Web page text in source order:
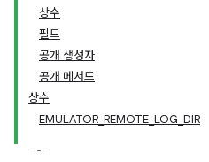
상수
필드
공개 생성자
공개 메서드
상수
EMULATOR_REMOTE_LOG_DIR